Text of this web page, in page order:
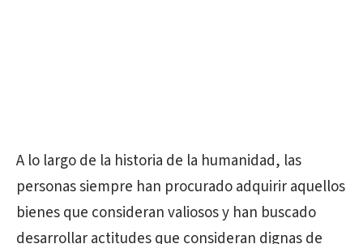
A lo largo de la historia de la humanidad, las
personas siempre han procurado adquirir aquellos
bienes que consideran valiosos y han buscado
desarrollar actitudes que consideran dignas de